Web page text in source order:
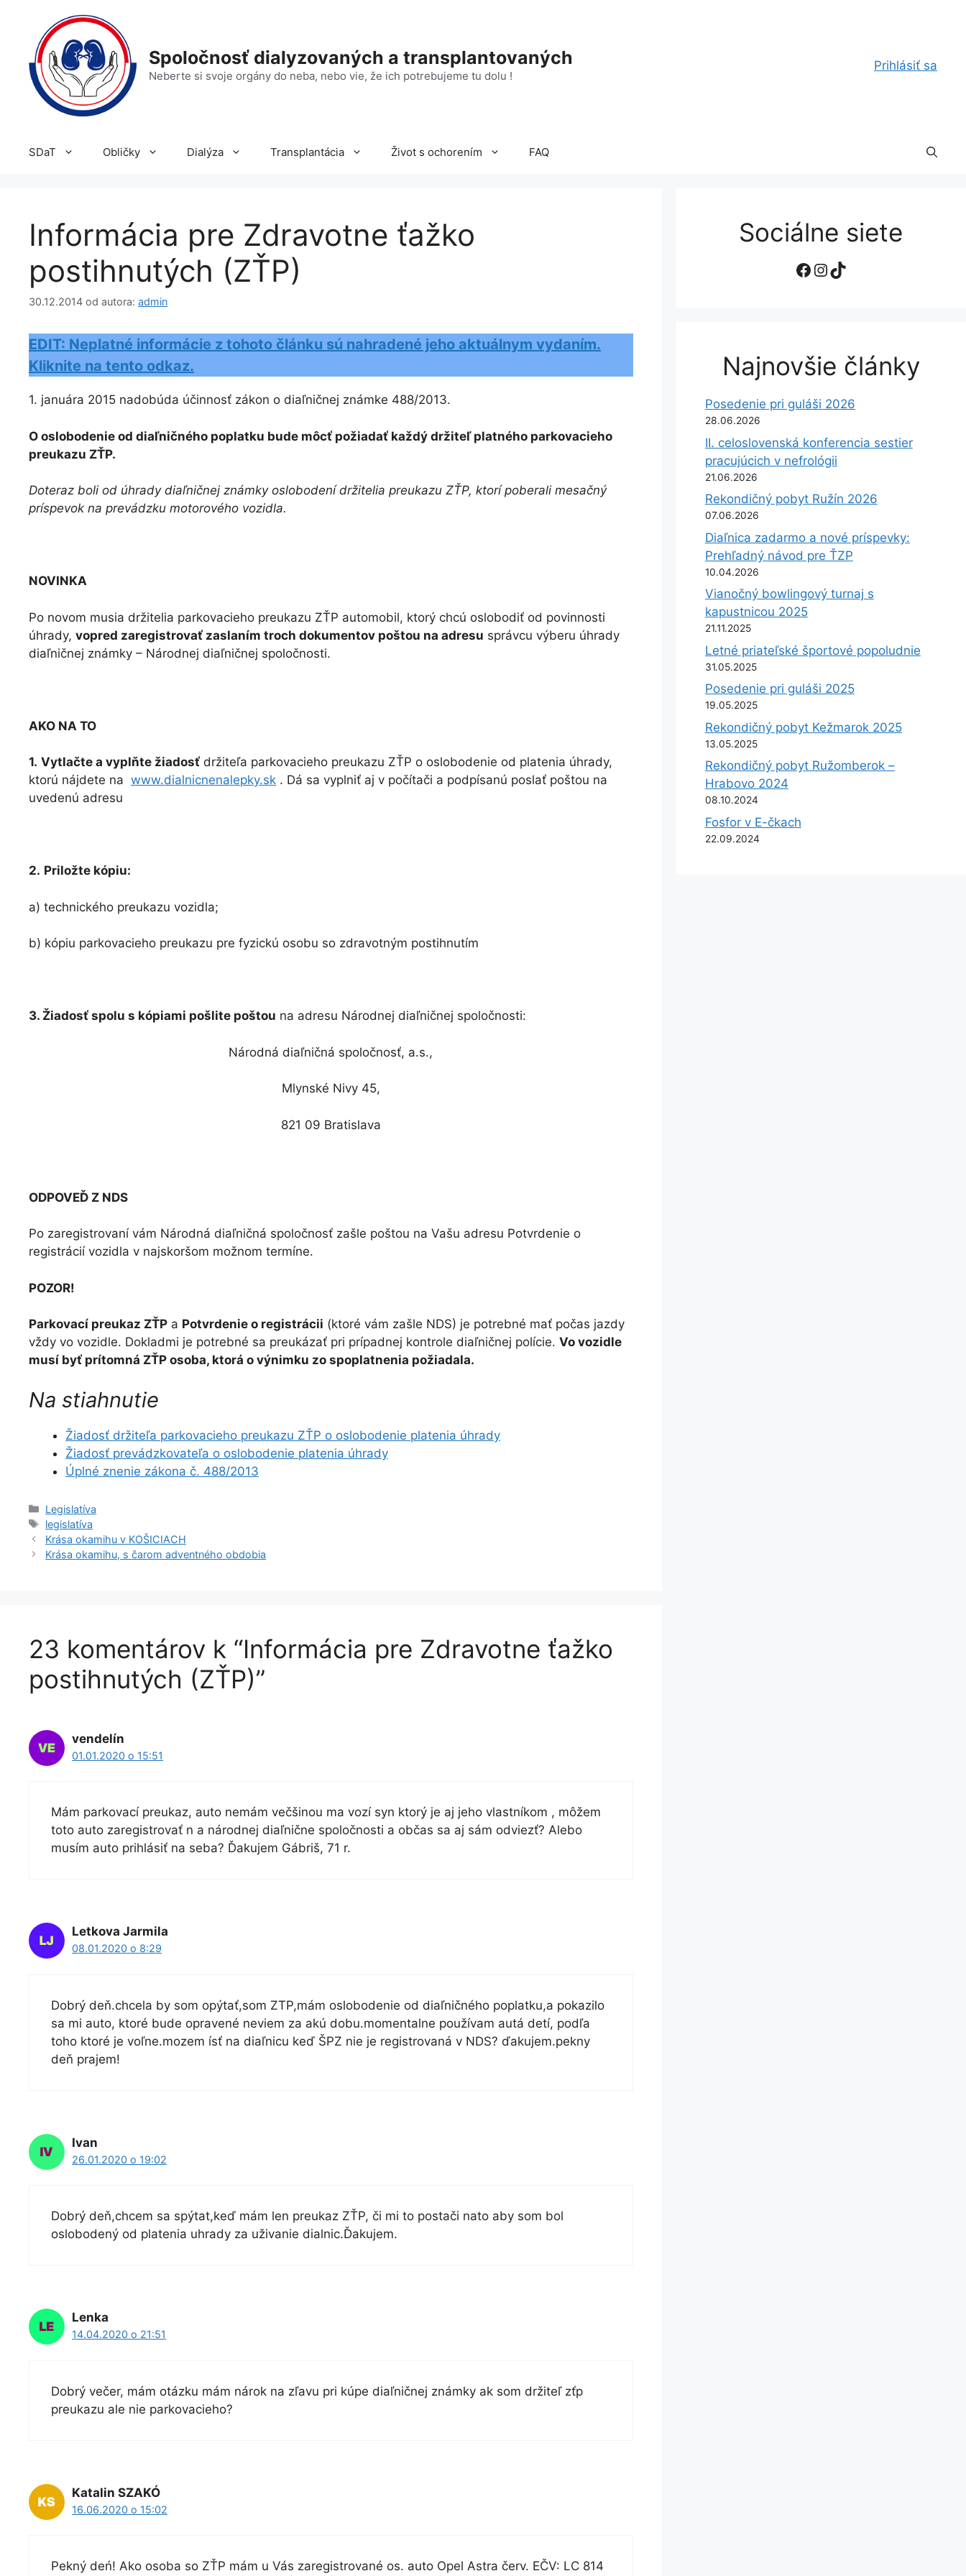
Spoločnosť dialyzovaných a transplantovaných
Neberte si svoje orgány do neba, nebo vie, že ich potrebujeme tu dolu !
Prihlásiť sa
SDaT Obličky Dialýza Transplantácia Život s ochorením FAQ
Informácia pre Zdravotne ťažko
postihnutých (ZŤP)
30.12.2014 od autora: admin
EDIT: Neplatné informácie z tohoto článku sú nahradené jeho aktuálnym vydaním.
Kliknite na tento odkaz.
1. januára 2015 nadobúda účinnosť zákon o diaľničnej známke 488/2013.
O oslobodenie od diaľničného poplatku bude môcť požiadať každý držiteľ platného parkovacieho
preukazu ZŤP.
Doteraz boli od úhrady diaľničnej známky oslobodení držitelia preukazu ZŤP, ktorí poberali mesačný
príspevok na prevádzku motorového vozidla.
NOVINKA
Po novom musia držitelia parkovacieho preukazu ZŤP automobil, ktorý chcú oslobodiť od povinnosti
úhrady, vopred zaregistrovať zaslaním troch dokumentov poštou na adresu správcu výberu úhrady
diaľničnej známky – Národnej diaľničnej spoločnosti.
AKO NA TO
1. Vytlačte a vyplňte žiadosť držiteľa parkovacieho preukazu ZŤP o oslobodenie od platenia úhrady,
ktorú nájdete na www.dialnicnenalepky.sk . Dá sa vyplniť aj v počítači a podpísanú poslať poštou na
uvedenú adresu
2. Priložte kópiu:
a) technického preukazu vozidla;
b) kópiu parkovacieho preukazu pre fyzickú osobu so zdravotným postihnutím
3. Žiadosť spolu s kópiami pošlite poštou na adresu Národnej diaľničnej spoločnosti:
Národná diaľničná spoločnosť, a.s.,
Mlynské Nivy 45,
821 09 Bratislava
ODPOVEĎ Z NDS
Po zaregistrovaní vám Národná diaľničná spoločnosť zašle poštou na Vašu adresu Potvrdenie o
registrácií vozidla v najskoršom možnom termíne.
POZOR!
Parkovací preukaz ZŤP a Potvrdenie o registrácii (ktoré vám zašle NDS) je potrebné mať počas jazdy
vždy vo vozidle. Dokladmi je potrebné sa preukázať pri prípadnej kontrole diaľničnej polície. Vo vozidle
musí byť prítomná ZŤP osoba, ktorá o výnimku zo spoplatnenia požiadala.
Na stiahnutie
Žiadosť držiteľa parkovacieho preukazu ZŤP o oslobodenie platenia úhrady
Žiadosť prevádzkovateľa o oslobodenie platenia úhrady
Úplné znenie zákona č. 488/2013
Kategórie
Legislatíva
Značky
legislatíva
Krása okamihu v KOŠICIACH
Krása okamihu, s čarom adventného obdobia
23 komentárov k “Informácia pre Zdravotne ťažko
postihnutých (ZŤP)”
vendelín
01.01.2020 o 15:51
Mám parkovací preukaz, auto nemám večšinou ma vozí syn ktorý je aj jeho vlastníkom , môžem
toto auto zaregistrovať n a národnej diaľnične spoločnosti a občas sa aj sám odviezť? Alebo
musím auto prihlásiť na seba? Ďakujem Gábriš, 71 r.
Letkova Jarmila
08.01.2020 o 8:29
Dobrý deň.chcela by som opýtať,som ZTP,mám oslobodenie od diaľničného poplatku,a pokazilo
sa mi auto, ktoré bude opravené neviem za akú dobu.momentalne používam autá detí, podľa
toho ktoré je voľne.mozem ísť na diaľnicu keď ŠPZ nie je registrovaná v NDS? ďakujem.pekny
deň prajem!
Ivan
26.01.2020 o 19:02
Dobrý deň,chcem sa spýtat,keď mám len preukaz ZŤP, či mi to postači nato aby som bol
oslobodený od platenia uhrady za uživanie dialnic.Ďakujem.
Lenka
14.04.2020 o 21:51
Dobrý večer, mám otázku mám nárok na zľavu pri kúpe diaľničnej známky ak som držiteľ zťp
preukazu ale nie parkovacieho?
Katalin SZAKÓ
16.06.2020 o 15:02
Pekný deń! Ako osoba so ZŤP mám u Vás zaregistrované os. auto Opel Astra červ. EČV: LC 814
Sociálne siete
Facebook
Instagram
TikTok
Najnovšie články
Posedenie pri guláši 2026
28.06.2026
II. celoslovenská konferencia sestier
pracujúcich v nefrológii
21.06.2026
Rekondičný pobyt Ružín 2026
07.06.2026
Diaľnica zadarmo a nové príspevky:
Prehľadný návod pre ŤZP
10.04.2026
Vianočný bowlingový turnaj s
kapustnicou 2025
21.11.2025
Letné priateľské športové popoludnie
31.05.2025
Posedenie pri guláši 2025
19.05.2025
Rekondičný pobyt Kežmarok 2025
13.05.2025
Rekondičný pobyt Ružomberok –
Hrabovo 2024
08.10.2024
Fosfor v E-čkach
22.09.2024